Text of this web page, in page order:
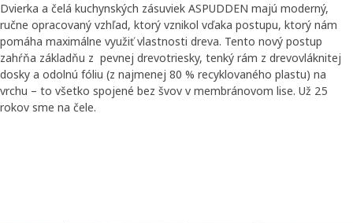
Dvierka a čelá kuchynských zásuviek ASPUDDEN majú moderný,
ručne opracovaný vzhľad, ktorý vznikol vďaka postupu, ktorý nám
pomáha maximálne využiť vlastnosti dreva. Tento nový postup
zahŕňa základňu z pevnej drevotriesky, tenký rám z drevovláknitej
dosky a odolnú fóliu (z najmenej 80 % recyklovaného plastu) na
vrchu – to všetko spojené bez švov v membránovom lise. Už 25
rokov sme na čele.